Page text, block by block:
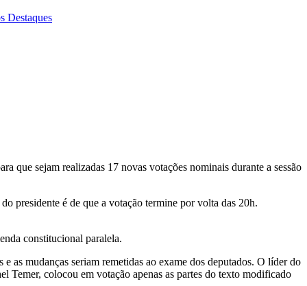
Destaques
que sejam realizadas 17 novas votações nominais durante a sessão
presidente é de que a votação termine por volta das 20h.
constitucional paralela.
as mudanças seriam remetidas ao exame dos deputados. O líder do
Temer, colocou em votação apenas as partes do texto modificado